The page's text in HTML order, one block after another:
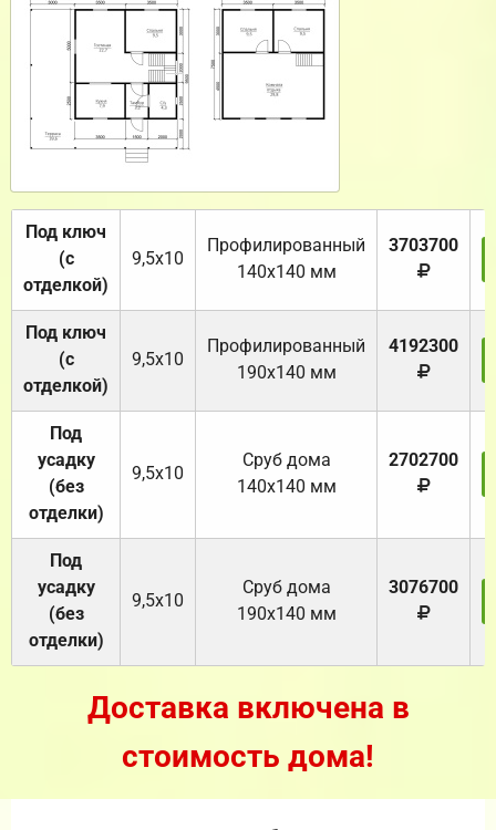
Под ключ
(с
отделкой)
9,5х10
Профилированный
140х140 мм
3703700
Под ключ
(с
отделкой)
9,5х10
Профилированный
190х140 мм
4192300
Под
усадку
(без
отделки)
9,5х10
Cруб дома
140х140 мм
2702700
Под
усадку
(без
отделки)
9,5х10
Cруб дома
190х140 мм
3076700
Доставка включена в
стоимость дома!